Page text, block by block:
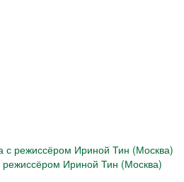
Ириной Тин (Москва)